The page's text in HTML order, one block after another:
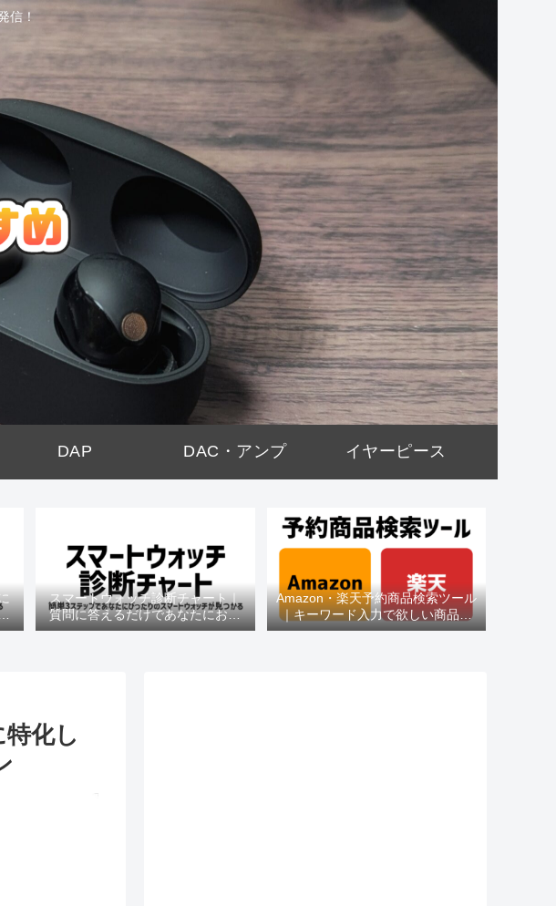
信！
DAP DAC・アンプ イヤーピース
スマートウォッチ診断チャート｜
質問に答えるだけであなたにおす
すめの機種がわかる
Amazon・楽天予約商品検索ツール
｜キーワード入力で欲しい商品を
即チェック
化し